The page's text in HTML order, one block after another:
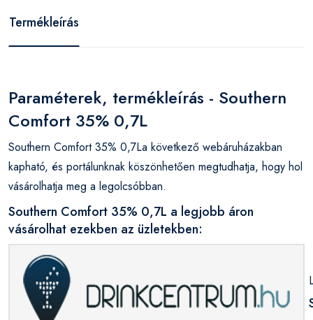
Termékleírás
Paraméterek, termékleírás - Southern
Comfort 35% 0,7L
Southern Comfort 35% 0,7La következő webáruházakban
kapható, és portálunknak köszönhetően megtudhatja, hogy hol
vásárolhatja meg a legolcsóbban.
Southern Comfort 35% 0,7L a legjobb áron
vásárolhat ezekben az üzletekben: